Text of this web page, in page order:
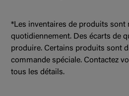
*Les inventaires de produits sont
quotidiennement. Des écarts de
produire. Certains produits sont
commande spéciale. Contactez
tous les détails.